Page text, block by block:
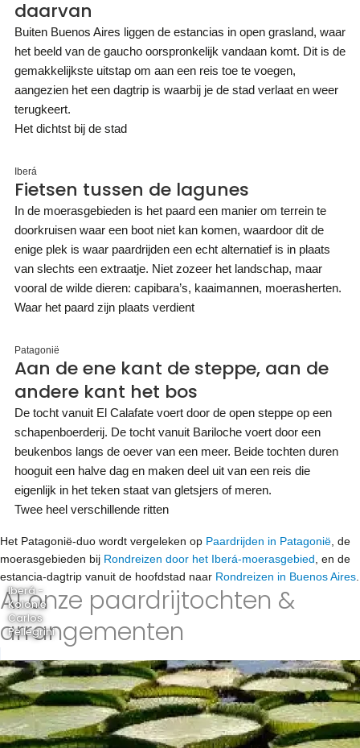
daarvan
Buiten Buenos Aires liggen de estancias in open grasland, waar
het beeld van de gaucho oorspronkelijk vandaan komt. Dit is de
gemakkelijkste uitstap om aan een reis toe te voegen,
aangezien het een dagtrip is waarbij je de stad verlaat en weer
terugkeert.
Het dichtst bij de stad
Iberá
Fietsen tussen de lagunes
In de moerasgebieden is het paard een manier om terrein te
doorkruisen waar een boot niet kan komen, waardoor dit de
enige plek is waar paardrijden een echt alternatief is in plaats
van slechts een extraatje. Niet zozeer het landschap, maar
vooral de wilde dieren: capibara’s, kaaimannen, moerasherten.
Waar het paard zijn plaats verdient
Patagonië
Aan de ene kant de steppe, aan de
andere kant het bos
De tocht vanuit El Calafate voert door de open steppe op een
schapenboerderij. De tocht vanuit Bariloche voert door een
beukenbos langs de oever van een meer. Beide tochten duren
hooguit een halve dag en maken deel uit van een reis die
eigenlijk in het teken staat van gletsjers of meren.
Twee heel verschillende ritten
Het Patagonië-duo wordt vergeleken op Paardrijden in Patagonië , de
moerasgebieden bij Rondreizen door het Iberá-moerasgebied , en de
estancia-dagtrip vanuit de hoofdstad naar Rondreizen in Buenos Aires
Al onze paardrijtochten &
arrangementen
Iberá -
Kolonie
Carlos
Pellegrini